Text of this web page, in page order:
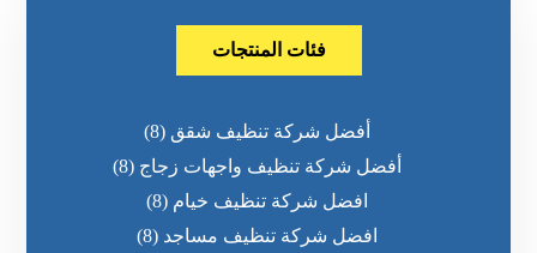
فئات المنتجات
أفضل شركة تنظيف شقق (8)
أفضل شركة تنظيف واجهات زجاج (8)
افضل شركة تنظيف خيام (8)
افضل شركة تنظيف مساجد (8)